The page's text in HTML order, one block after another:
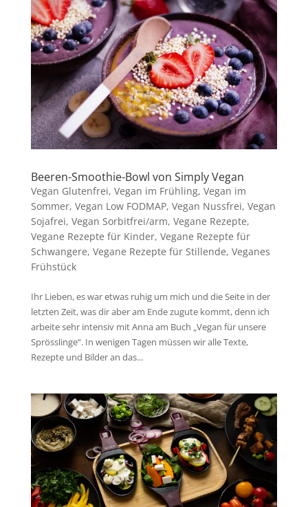
Beeren-Smoothie-Bowl von Simply Vegan
Vegan Glutenfrei, Vegan im Frühling, Vegan im
Sommer, Vegan Low FODMAP, Vegan Nussfrei, Vegan
Sojafrei, Vegan Sorbitfrei/arm, Vegane Rezepte,
Vegane Rezepte für Kinder, Vegane Rezepte für
Schwangere, Vegane Rezepte für Stillende, Veganes
Frühstück
Ihr Lieben, es war etwas ruhig um mich und die Seite in der
letzten Zeit, was dir aber am Ende zugute kommt, denn ich
arbeite sehr intensiv mit Anna am Buch „Vegan für unsere
Sprösslinge“. In wenigen Tagen müssen wir alle Texte,
Rezepte und Bilder an das...